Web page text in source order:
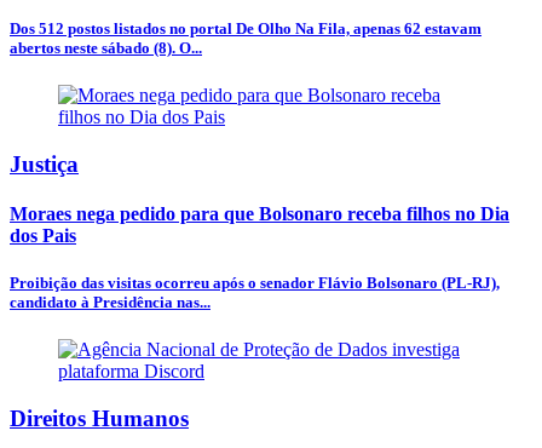
Dos 512 postos listados no portal De Olho Na Fila, apenas 62 estavam
abertos neste sábado (8). O...
Justiça
Moraes nega pedido para que Bolsonaro receba filhos no Dia
dos Pais
Proibição das visitas ocorreu após o senador Flávio Bolsonaro (PL-RJ),
candidato à Presidência nas...
Direitos Humanos